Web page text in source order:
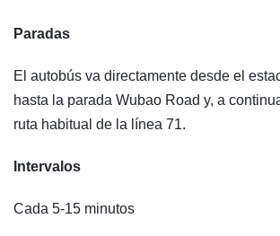
Paradas
El autobús va directamente desde el
hasta la parada Wubao Road y, a
ruta habitual de la línea 71.
Intervalos
Cada 5-15 minutos